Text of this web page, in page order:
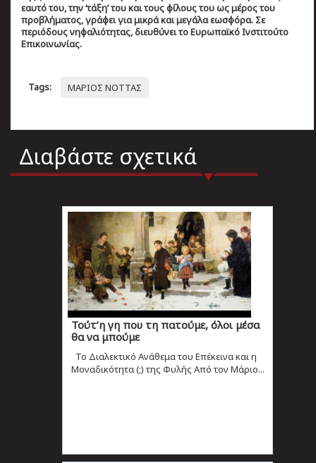
εαυτό του, την ‘τάξη’ του και τους φίλους του ως μέρος του
προβλήματος, γράφει για μικρά και μεγάλα εωσφόρα. Σε
περιόδους νηφαλιότητας, διευθύνει το Ευρωπαϊκό Ινστιτούτο
Επικοινωνίας.
Tags: ΜΑΡΙΟΣ ΝΟΤΤΑΣ
Διαβάστε σχετικά
Τούτ’η γη που τη πατούμε, όλοι μέσα
θα να μπούμε
Το Διαλεκτικό Ανάθεμα του Επέκεινα και η
Μοναδικότητα (;) της Φυλής Από τον Μάριο...